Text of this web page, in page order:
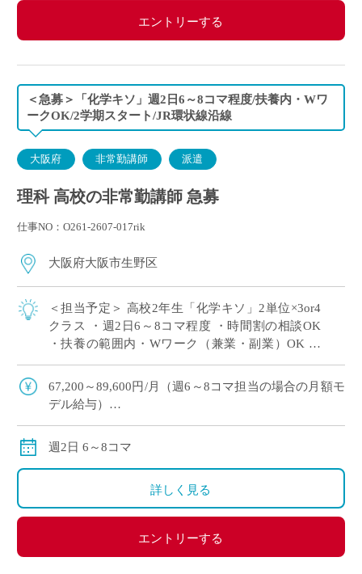
エントリーする
＜急募＞「化学キソ」週2日6～8コマ程度/扶養内・Wワ
ークOK/2学期スタート/JR環状線沿線
大阪府 非常勤講師 派遣
理科 高校の非常勤講師 急募
仕事NO：O261-2607-017rik
大阪府大阪市生野区
＜担当予定＞ 高校2年生「化学キソ」2単位×3or4
クラス ・週2日6～8コマ程度 ・時間割の相談OK
・扶養の範囲内・Wワーク（兼業・副業）OK ・
師で勤務いただける方を募集 […]
67,200～89,600円/月（週6～8コマ担当の場合の月額モ
デル給与）
※月の途中からご勤務開始の場合は、日割計算になり
週2日 6～8コマ
詳しく見る
エントリーする